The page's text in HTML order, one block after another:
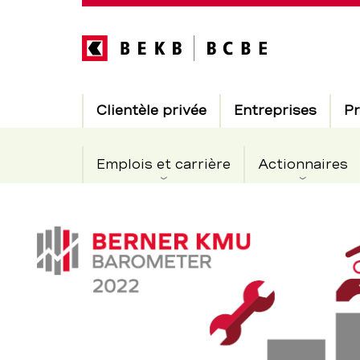
«La
pénurie
Hauptnavigation
Clientèle privée Entreprises
Emplois et carrière Actionnaires
de
navigation